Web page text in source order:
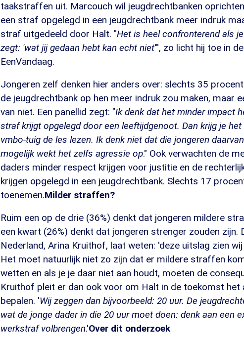
taakstraffen uit. Marcouch wil jeugdrechtbanken
een straf opgelegd in een jeugdrechtbank meer indruk
straf uitgedeeld door Halt. "Het is heel confronterend als
zegt: 'wat jij gedaan hebt kan echt niet'", zo licht hij toe in
EenVandaag.
Jongeren zelf denken hier anders over: slechts 35
de jeugdrechtbank op hen meer indruk zou maken, maar
van niet. Een panellid zegt: "Ik denk dat het minder impact
straf krijgt opgelegd door een leeftijdgenoot. Dan krijg je het
vmbo-tuig de les lezen. Ik denk niet dat die jongeren
mogelijk wekt het zelfs agressie op." Ook verwachten de
daders minder respect krijgen voor justitie en de
krijgen opgelegd in een jeugdrechtbank. Slechts 17
toenemen.Milder straffen?
Ruim een op de drie (36%) denkt dat jongeren mildere
een kwart (26%) denkt dat jongeren strenger zouden zijn.
Nederland, Arina Kruithof, laat weten: 'deze uitslag zien
Het moet natuurlijk niet zo zijn dat er mildere straffen
wetten en als je je daar niet aan houdt, moeten de
Kruithof pleit er dan ook voor om Halt in de toekomst
bepalen. 'Wij zeggen dan bijvoorbeeld: 20 uur. De
wat de jonge dader in die 20 uur moet doen: denk aan een
werkstraf volbrengen.'Over dit onderzoek